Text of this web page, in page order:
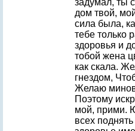
задумал, ты
дом твой,
сила была,
тебе только
здоровья и
тобой жена
как скала.
гнездом,
Желаю
Поэтому
мой, прими.
всех